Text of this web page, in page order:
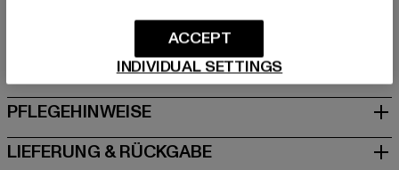
GRÖSSE & PASSFORM
PFLEGEHINWEISE
LIEFERUNG & RÜCKGABE
INDIVIDUAL SETTINGS
ACCEPT